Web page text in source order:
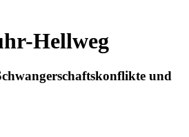
Hellweg
und